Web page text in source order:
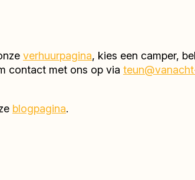
verhuurpagina, kies een camper,
contact met ons op via
blogpagina.